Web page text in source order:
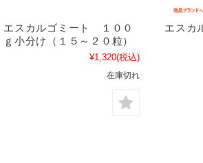
エスカルゴミート １００
ｇ小分け（１５～２０粒）
¥1,320(税込)
在庫切れ
エスカ